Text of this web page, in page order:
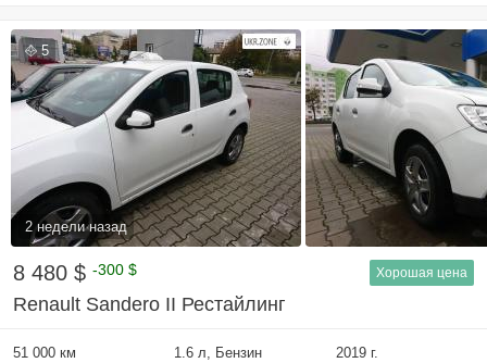
5
2 недели назад
8 480 $ -300 $ Хорошая цена
Renault Sandero II Рестайлинг
51 000 км 1.6 л, Бензин
2019 г.